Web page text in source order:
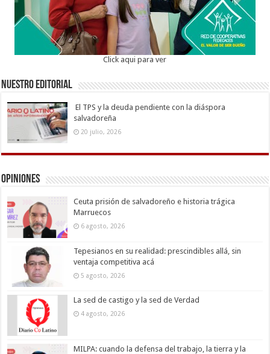
Click aqui para ver
Nuestro Editorial
El TPS y la deuda pendiente con la diáspora
salvadoreña
20 julio, 2026
Opiniones
Ceuta prisión de salvadoreño e historia trágica
Marruecos
6 agosto, 2026
Tepesianos en su realidad: prescindibles allá, sin
ventaja competitiva acá
5 agosto, 2026
La sed de castigo y la sed de Verdad
4 agosto, 2026
MILPA: cuando la defensa del trabajo, la tierra y la